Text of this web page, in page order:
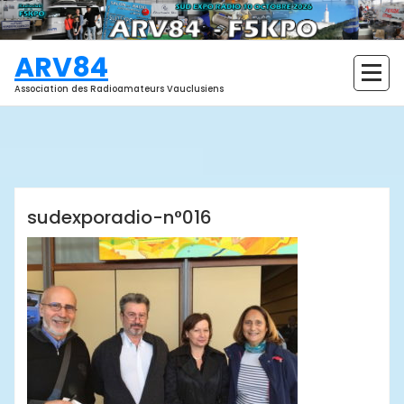
Aller
au
contenu
ARV84
Association des Radioamateurs Vauclusiens
sudexporadio-n°016